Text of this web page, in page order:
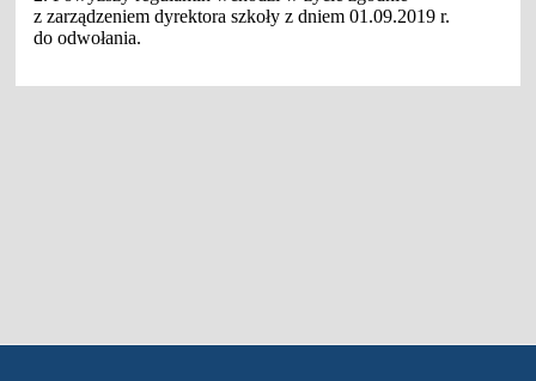
z zarządzeniem dyrektora szkoły z dniem 01.09.2019 r.
do odwołania.